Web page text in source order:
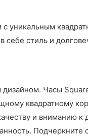
уникальным
стиль и
Часы
квадратному
и вниманию
Подчеркните